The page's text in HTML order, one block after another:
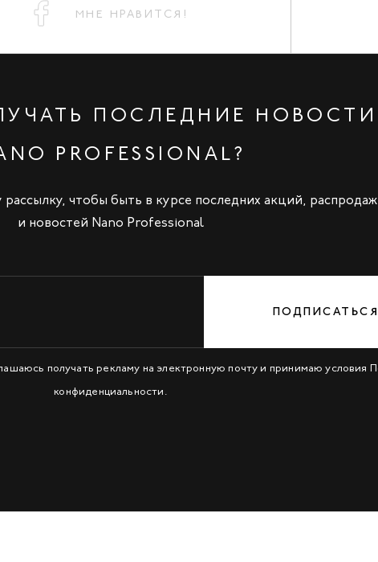
МНЕ НРАВИТСЯ!
ПОСЛЕДНИЕ НОВОСТИ
PROFESSIONAL?
чтобы быть в курсе последних акций, распродаж
и новостей Nano Professional
ПОДПИСАТЬСЯ
получать рекламу на электронную почту и принимаю условия
конфиденциальности.